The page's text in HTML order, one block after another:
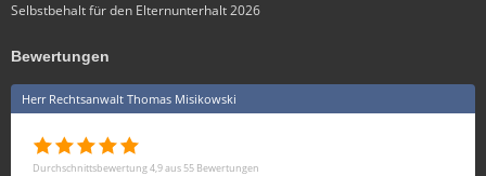
Selbstbehalt für den Elternunterhalt 2026
Bewertungen
Herr Rechtsanwalt Thomas Misikowski
Durchschnittsbewertung 4,9 aus 55 Bewertungen